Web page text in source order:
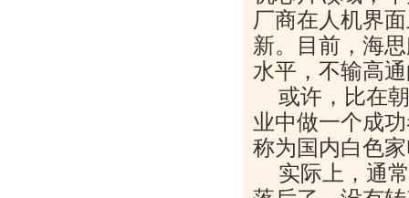
厂商在人机界
新。目前，海
水平，不输高
或许，比在
业中做一个成
称为国内白色
实际上，通